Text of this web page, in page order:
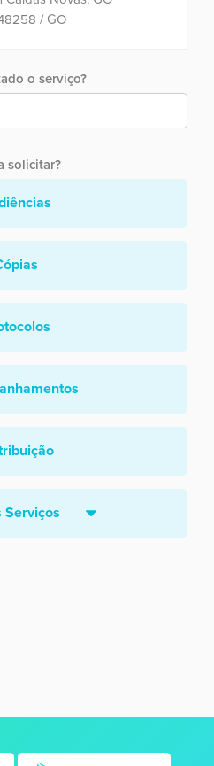
/ GO
o serviço?
solicitar?
Serviços